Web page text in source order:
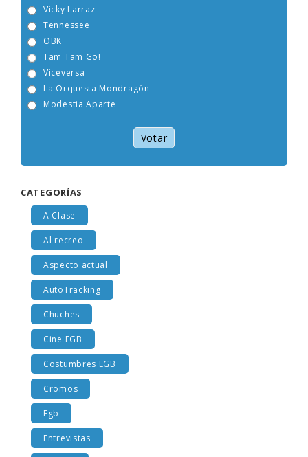
Vicky Larraz
Tennessee
OBK
Tam Tam Go!
Viceversa
La Orquesta Mondragón
Modestia Aparte
Votar
CATEGORÍAS
A Clase
Al recreo
Aspecto actual
AutoTracking
Chuches
Cine EGB
Costumbres EGB
Cromos
Egb
Entrevistas